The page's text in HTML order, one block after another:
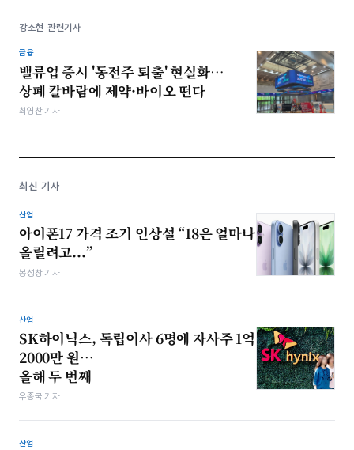
강소현 관련기사
금융
밸류업 증시 '동전주 퇴출' 현실화…
상폐 칼바람에 제약·바이오 떤다
최영찬 기자
최신 기사
산업
아이폰17 가격 조기 인상설 “18은 얼마나
올릴려고...”
봉성창 기자
산업
SK하이닉스, 독립이사 6명에 자사주 1억
2000만 원…
올해 두 번째
우종국 기자
산업